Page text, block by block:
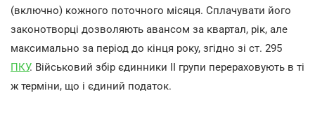
(включно) кожного поточного місяця. Сплачувати його
законотворці дозволяють авансом за квартал, рік, але
максимально за період до кінця року, згідно зі ст. 295
ПКУ. Військовий збір єдинники ІІ групи перераховують в ті
ж терміни, що і єдиний податок.